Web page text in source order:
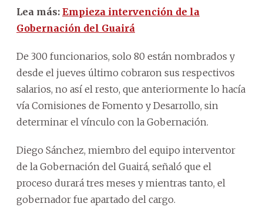
Lea más: Empieza intervención de la
Gobernación del Guairá
De 300 funcionarios, solo 80 están nombrados y
desde el jueves último cobraron sus respectivos
salarios, no así el resto, que anteriormente lo hacía
vía Comisiones de Fomento y Desarrollo, sin
determinar el vínculo con la Gobernación.
Diego Sánchez, miembro del equipo interventor
de la Gobernación del Guairá, señaló que el
proceso durará tres meses y mientras tanto, el
gobernador fue apartado del cargo.